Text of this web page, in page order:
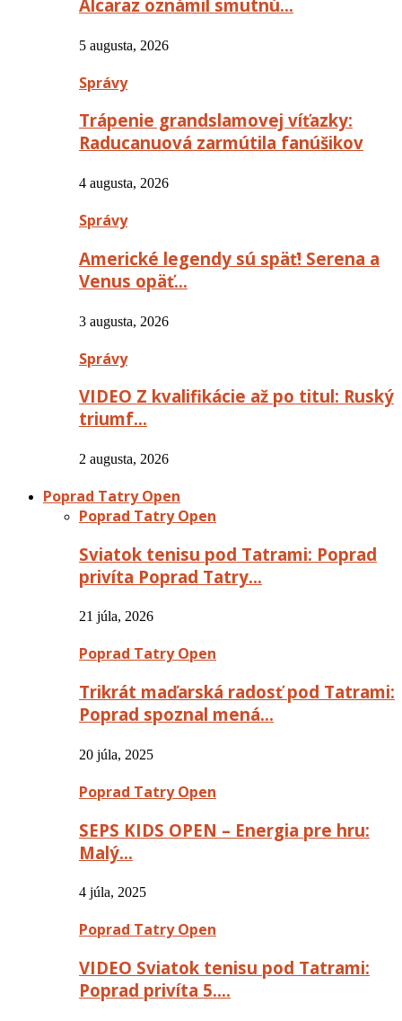
Alcaraz oznámil smutnú…
5 augusta, 2026
Správy
Trápenie grandslamovej víťazky:
Raducanuová zarmútila fanúšikov
4 augusta, 2026
Správy
Americké legendy sú späť! Serena a
Venus opäť…
3 augusta, 2026
Správy
VIDEO Z kvalifikácie až po titul: Ruský
triumf…
2 augusta, 2026
Poprad Tatry Open
Poprad Tatry Open
Sviatok tenisu pod Tatrami: Poprad
privíta Poprad Tatry…
21 júla, 2026
Poprad Tatry Open
Trikrát maďarská radosť pod Tatrami:
Poprad spoznal mená…
20 júla, 2025
Poprad Tatry Open
SEPS KIDS OPEN – Energia pre hru:
Malý…
4 júla, 2025
Poprad Tatry Open
VIDEO Sviatok tenisu pod Tatrami:
Poprad privíta 5….